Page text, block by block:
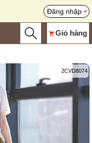
Đăng nhập
Giỏ hàng
2CVD8074